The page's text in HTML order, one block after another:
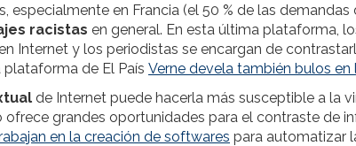
especialmente en Francia (el 50 % de las demandas
racistas en general. En esta última plataforma,
Internet y los periodistas se encargan de
plataforma de El País Verne devela también bulos en
de Internet puede hacerla más susceptible a la
grandes oportunidades para el contraste de
en la creación de softwares para automatizar